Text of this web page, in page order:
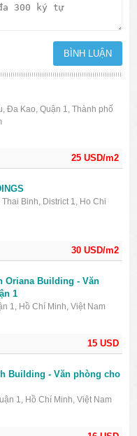
25 USD/m2
Đa Kao, Quận 1, Thành phố
30 USD/m2
Binh, District 1, Ho Chi
15 USD
Oriana Building - Văn
1
1, Hồ Chí Minh, Việt Nam
Building - Văn phòng cho
1, Hồ Chí Minh, Việt Nam